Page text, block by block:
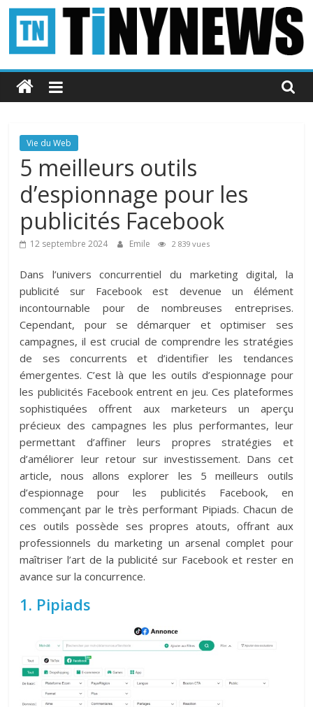
Passer
contenu
Tinynews
Le
belge
connecté
Vie du Web
5 meilleurs outils
d’espionnage pour les
publicités Facebook
12 septembre 2024 Emile 2 839 vues
Dans l’univers concurrentiel du marketing digital, la
publicité sur Facebook est devenue un élément
incontournable pour de nombreuses entreprises.
Cependant, pour se démarquer et optimiser ses
campagnes, il est crucial de comprendre les stratégies
de ses concurrents et d’identifier les tendances
émergentes. C’est là que les outils d’espionnage pour
les publicités Facebook entrent en jeu. Ces plateformes
sophistiquées offrent aux marketeurs un aperçu
précieux des campagnes les plus performantes, leur
permettant d’affiner leurs propres stratégies et
d’améliorer leur retour sur investissement. Dans cet
article, nous allons explorer les 5 meilleurs outils
d’espionnage pour les publicités Facebook, en
commençant par le très performant Pipiads. Chacun de
ces outils possède ses propres atouts, offrant aux
professionnels du marketing un arsenal complet pour
maîtriser l’art de la publicité sur Facebook et rester en
avance sur la concurrence.
1. Pipiads